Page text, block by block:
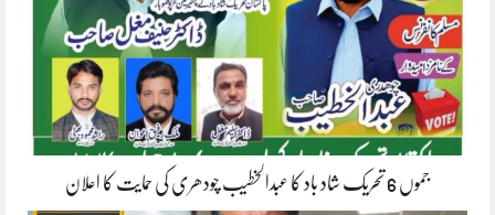
جموں 6 تحریک شاد باد کا عبدالخطیب چودھری کی حمایت کا اعلان